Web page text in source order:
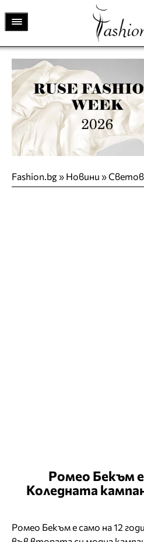
Fashion.bg» Новини »
Ромео Бекъм
Коледната
Ромео Бекъм е само на 12